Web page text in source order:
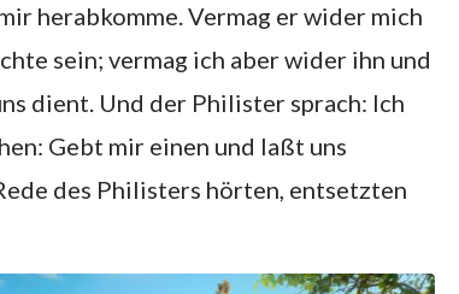
herabkomme. Vermag er wider mich
sein; vermag ich aber wider ihn und
dient. Und der Philister sprach: Ich
Gebt mir einen und laßt uns
des Philisters hörten, entsetzten